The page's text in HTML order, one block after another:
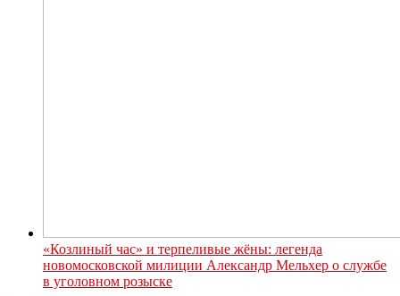
«Козлиный час» и терпеливые жёны: легенда
новомосковской милиции Александр Мельхер о службе
в уголовном розыске